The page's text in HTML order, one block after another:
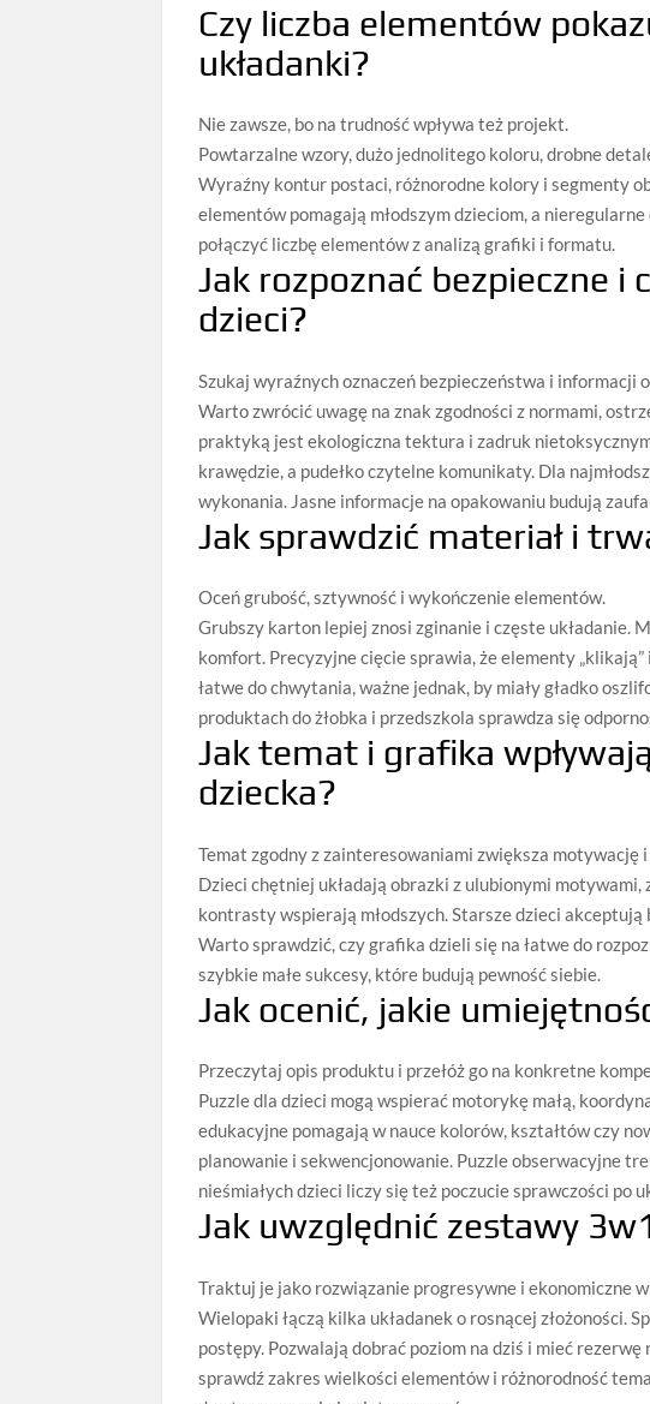
Czy liczba elementów
układanki?
Nie zawsze, bo na trudność wpływa też projekt.
Powtarzalne wzory, dużo jednolitego koloru, drobne
Wyraźny kontur postaci, różnorodne kolory i segmenty
elementów pomagają młodszym dzieciom, a
połączyć liczbę elementów z analizą grafiki i formatu.
Jak rozpoznać bezpieczne i
dzieci?
Szukaj wyraźnych oznaczeń bezpieczeństwa i informacji
Warto zwrócić uwagę na znak zgodności z normami,
praktyką jest ekologiczna tektura i zadruk
krawędzie, a pudełko czytelne komunikaty. Dla
wykonania. Jasne informacje na opakowaniu budują
Jak sprawdzić materiał i
Oceń grubość, sztywność i wykończenie elementów.
Grubszy karton lepiej znosi zginanie i częste układanie.
komfort. Precyzyjne cięcie sprawia, że elementy
łatwe do chwytania, ważne jednak, by miały gładko
produktach do żłobka i przedszkola sprawdza się
Jak temat i grafika
dziecka?
Temat zgodny z zainteresowaniami zwiększa motywację i
Dzieci chętniej układają obrazki z ulubionymi
kontrasty wspierają młodszych. Starsze dzieci
Warto sprawdzić, czy grafika dzieli się na łatwe do
szybkie małe sukcesy, które budują pewność siebie.
Jak ocenić, jakie
Przeczytaj opis produktu i przełóż go na konkretne
Puzzle dla dzieci mogą wspierać motorykę małą,
edukacyjne pomagają w nauce kolorów, kształtów czy
planowanie i sekwencjonowanie. Puzzle obserwacyjne
nieśmiałych dzieci liczy się też poczucie sprawczości po
Jak uwzględnić zestawy
Traktuj je jako rozwiązanie progresywne i ekonomiczne w
Wielopaki łączą kilka układanek o rosnącej złożoności.
postępy. Pozwalają dobrać poziom na dziś i mieć
sprawdź zakres wielkości elementów i różnorodność